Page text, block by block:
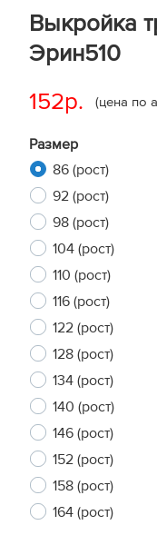
Выкройка
Эрин510
152р. (цена по
Размер
86 (рост)
92 (рост)
98 (рост)
104 (рост)
110 (рост)
116 (рост)
122 (рост)
128 (рост)
134 (рост)
140 (рост)
146 (рост)
152 (рост)
158 (рост)
164 (рост)